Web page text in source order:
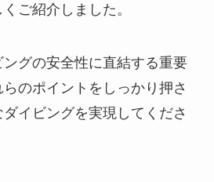
ご紹介しました。
グの安全性に直結する重要
のポイントをしっかり押さ
イビングを実現してくださ